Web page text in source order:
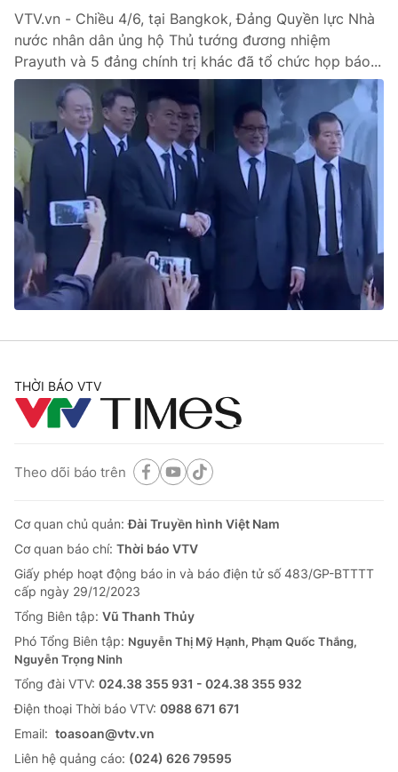
VTV.vn - Chiều 4/6, tại Bangkok, Đảng Quyền lực Nhà
nước nhân dân ủng hộ Thủ tướng đương nhiệm
Prayuth và 5 đảng chính trị khác đã tổ chức họp báo...
THỜI BÁO VTV
Theo dõi báo trên
Cơ quan chủ quản:Đài Truyền hình Việt Nam
Cơ quan báo chí: Thời báo VTV
Giấy phép hoạt động báo in và báo điện tử số 483/GP-BTTTT
cấp ngày 29/12/2023
Tổng Biên tập: Vũ Thanh Thủy
Phó Tổng Biên tập: Nguyễn Thị Mỹ Hạnh, Phạm Quốc Thắng,
Nguyễn Trọng Ninh
Tổng đài VTV: 024.38 355 931 - 024.38 355 932
Ðiện thoại Thời báo VTV: 0988 671 671
Email: toasoan@vtv.vn
Liên hệ quảng cáo: (024) 626 79595